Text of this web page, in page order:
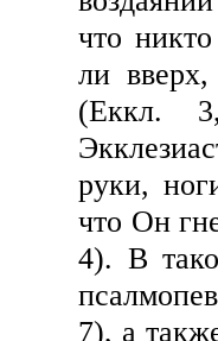
что
ли
(Еккл.
руки,
что Он
4). В
7), а